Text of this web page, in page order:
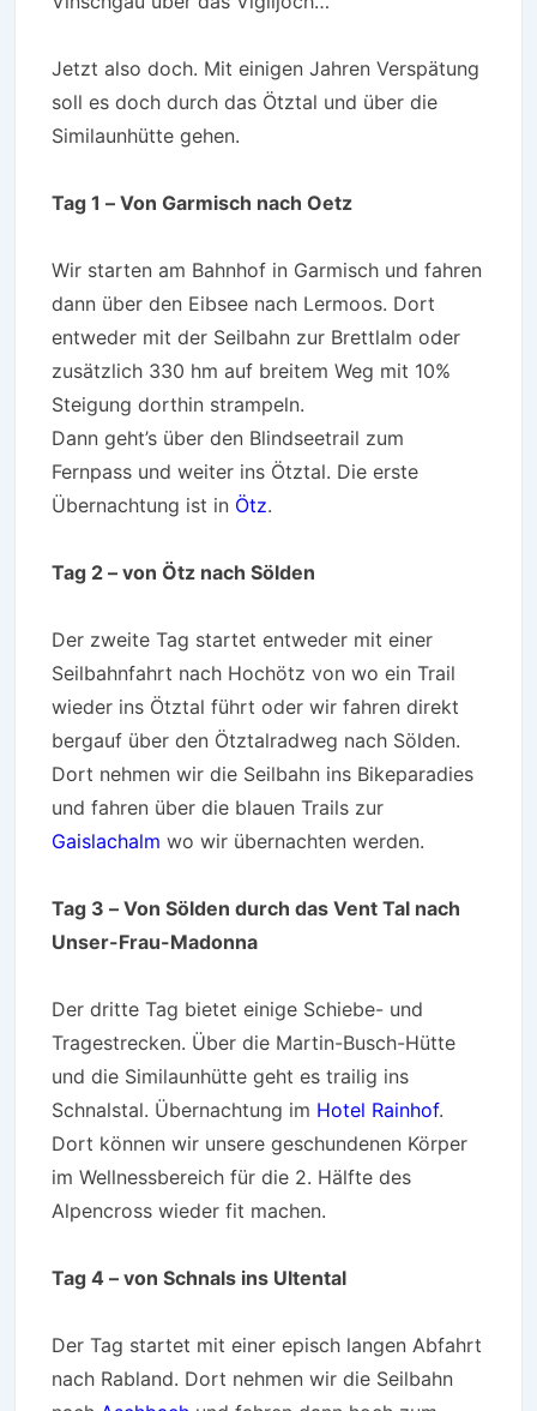
Jetzt also doch. Mit einigen Jahren Verspätung
soll es doch durch das Ötztal und über die
Similaunhütte gehen.
Tag 1 – Von Garmisch nach Oetz
Wir starten am Bahnhof in Garmisch und fahren
dann über den Eibsee nach Lermoos. Dort
entweder mit der Seilbahn zur Brettlalm oder
zusätzlich 330 hm auf breitem Weg mit 10%
Steigung dorthin strampeln.
Dann geht’s über den Blindseetrail zum
Fernpass und weiter ins Ötztal. Die erste
Übernachtung ist in Ötz.
Tag 2 – von Ötz nach Sölden
Der zweite Tag startet entweder mit einer
Seilbahnfahrt nach Hochötz von wo ein Trail
wieder ins Ötztal führt oder wir fahren direkt
bergauf über den Ötztalradweg nach Sölden.
Dort nehmen wir die Seilbahn ins Bikeparadies
und fahren über die blauen Trails zur
Gaislachalm wo wir übernachten werden.
Tag 3 – Von Sölden durch das Vent Tal nach
Unser-Frau-Madonna
Der dritte Tag bietet einige Schiebe- und
Tragestrecken. Über die Martin-Busch-Hütte
und die Similaunhütte geht es trailig ins
Schnalstal. Übernachtung im Hotel Rainhof.
Dort können wir unsere geschundenen Körper
im Wellnessbereich für die 2. Hälfte des
Alpencross wieder fit machen.
Tag 4 – von Schnals ins Ultental
Der Tag startet mit einer episch langen Abfahrt
nach Rabland. Dort nehmen wir die Seilbahn